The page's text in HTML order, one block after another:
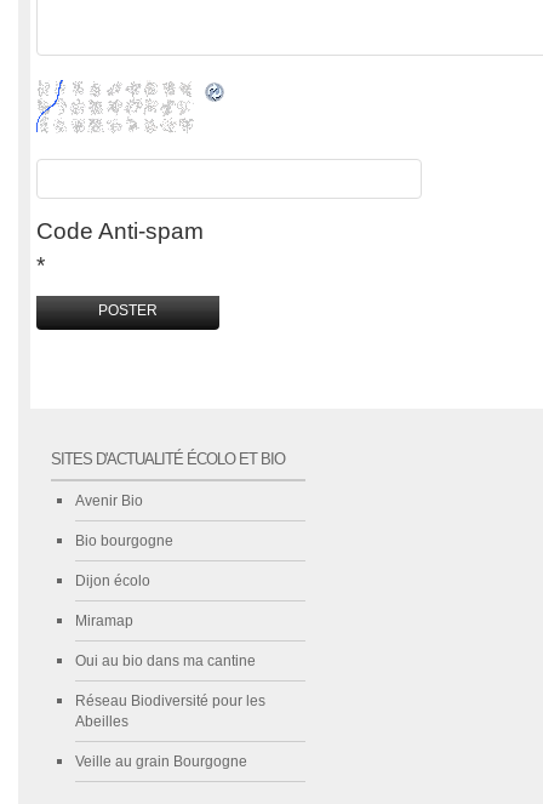
Code Anti-spam
*
SITES D'ACTUALITÉ ÉCOLO ET BIO
Avenir Bio
Bio bourgogne
Dijon écolo
Miramap
Oui au bio dans ma cantine
Réseau Biodiversité pour les
Abeilles
Veille au grain Bourgogne